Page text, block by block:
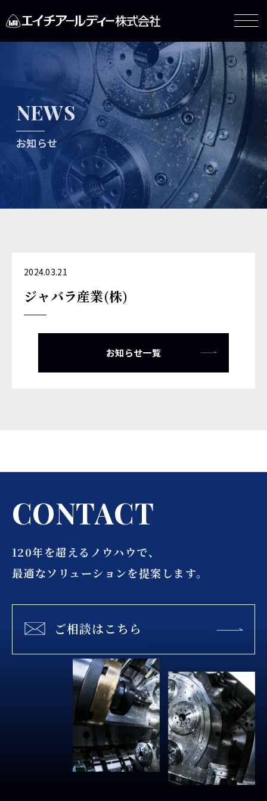
NEWS
お知らせ
2024.03.21
ジャバラ産業(株)
お知らせ一覧
CONTACT
120年を超えるノウハウで、
最適なソリューションを提案します。
ご相談はこちら